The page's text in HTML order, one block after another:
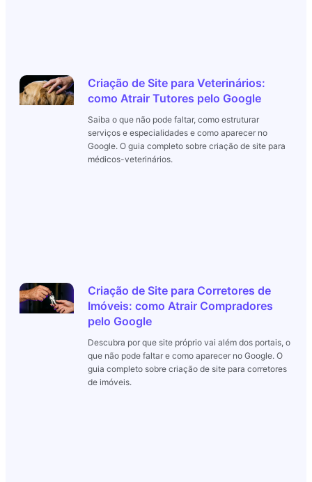
Criação de Site para Veterinários:
como Atrair Tutores pelo Google
Saiba o que não pode faltar, como estruturar
serviços e especialidades e como aparecer no
Google. O guia completo sobre criação de site para
médicos-veterinários.
Criação de Site para Corretores de
Imóveis: como Atrair Compradores
pelo Google
Descubra por que site próprio vai além dos portais, o
que não pode faltar e como aparecer no Google. O
guia completo sobre criação de site para corretores
de imóveis.